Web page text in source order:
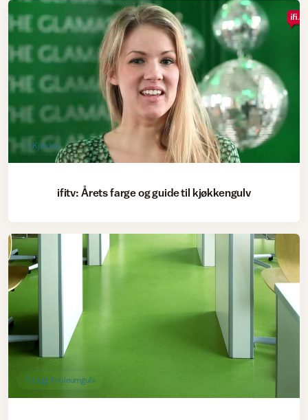
Kjøkken
ifitv: Årets farge og guide til kjøkkengulv
Legg linoleumgulv